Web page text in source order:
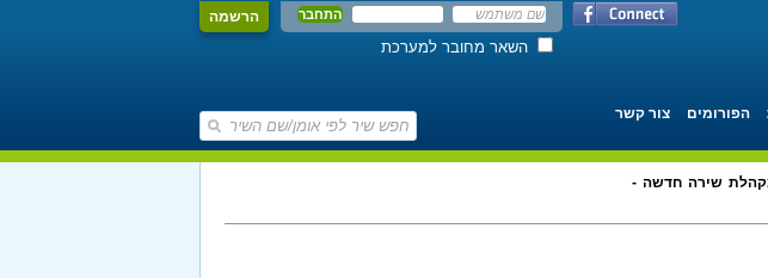
הרשמה
השאר מחובר למערכת
הפורומים צור קשר
שירה חדשה -